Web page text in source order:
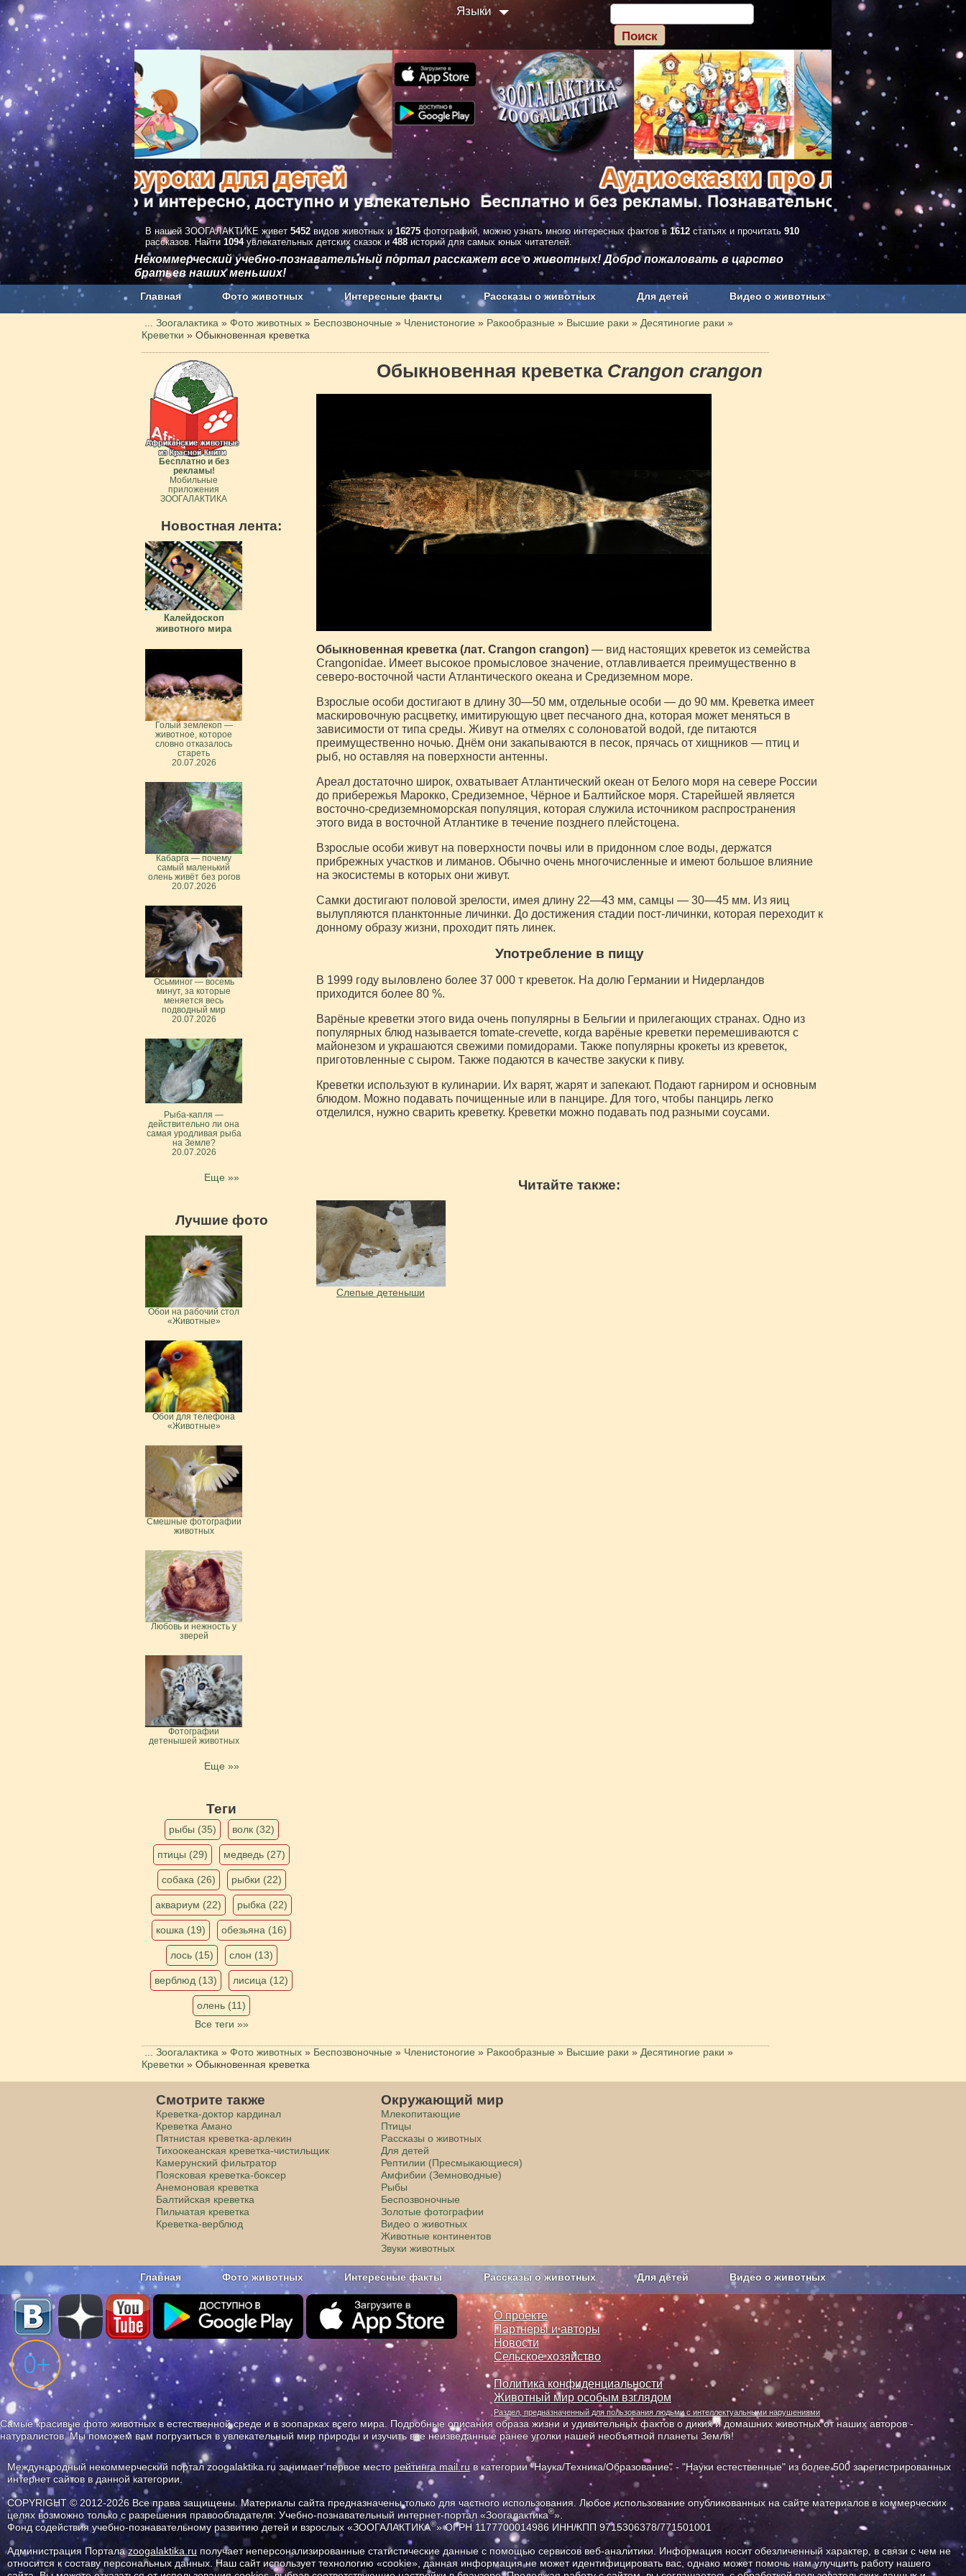
Языки
В нашей ЗООГАЛАКТИКЕ живет 5452 видов животных и 16275 фотографий, можно узнать много интересных фактов в 1612 статьях и прочитать 910
рассказов. Найти 1094увлекательных детских сказок и 488 историй для самых юных читателей.
Некоммерческий учебно-познавательный портал расскажет все о животных! Добро пожаловать в царство
братьев наших меньших!
Главная Фото животных Интересные факты Рассказы о животных Для детей Видео о животных
Наши приложения. Бесплатно и без рекламы О проекте Сельское хозяйство
Зоогалактика » Фото животных » Беспозвоночные » Членистоногие » Ракообразные » Высшие раки » Десятиногие раки »
Креветки » Обыкновенная креветка
Обыкновенная креветка Crangon crangon
Обыкновенная креветка (лат. Crangon crangon)— вид настоящих креветок из семейства
Crangonidae. Имеет высокое промысловое значение, отлавливается преимущественно в
северо-восточной части Атлантического океана и Средиземном море.
Взрослые особи достигают в длину 30—50 мм, отдельные особи — до 90 мм. Креветка имеет
маскировочную расцветку, имитирующую цвет песчаного дна, которая может меняться в
зависимости от типа среды. Живут на отмелях с солоноватой водой, где питаются
преимущественно ночью. Днём они закапываются в песок, прячась от хищников — птиц и
рыб, но оставляя на поверхности антенны.
Ареал достаточно широк, охватывает Атлантический океан от Белого моря на севере России
до прибережья Марокко, Средиземное, Чёрное и Балтийское моря. Старейшей является
восточно-средиземноморская популяция, которая служила источником распространения
этого вида в восточной Атлантике в течение позднего плейстоцена.
Взрослые особи живут на поверхности почвы или в придонном слое воды, держатся
прибрежных участков и лиманов. Обычно очень многочисленные и имеют большое влияние
на экосистемы в которых они живут.
Самки достигают половой зрелости, имея длину 22—43 мм, самцы — 30—45 мм. Из яиц
вылупляются планктонные личинки. До достижения стадии пост-личинки, которая переходит к
донному образу жизни, проходит пять линек.
Употребление в пищу
В 1999 году выловлено более 37 000 т креветок. На долю Германии и Нидерландов
приходится более 80 %.
Варёные креветки этого вида очень популярны в Бельгии и прилегающих странах. Одно из
популярных блюд называется tomate-crevette, когда варёные креветки перемешиваются с
майонезом и украшаются свежими помидорами. Также популярны крокеты из креветок,
приготовленные с сыром. Также подаются в качестве закуски к пиву.
Креветки используют в кулинарии. Их варят, жарят и запекают. Подают гарниром и основным
блюдом. Можно подавать почищенные или в панцире. Для того, чтобы панцирь легко
отделился, нужно сварить креветку. Креветки можно подавать под разными соусами.
Читайте также:
Слепые детеныши
Бесплатно и без
рекламы!
Мобильные
приложения
ЗООГАЛАКТИКА
Новостная лента:
Калейдоскоп
животного мира
Голый землекоп —
животное, которое
словно отказалось
стареть
20.07.2026
Кабарга — почему
самый маленький
олень живёт без рогов
20.07.2026
Осьминог — восемь
минут, за которые
меняется весь
подводный мир
20.07.2026
Рыба-капля —
действительно ли она
самая уродливая рыба
на Земле?
20.07.2026
Еще »»
Лучшие фото
Обои на рабочий стол
«Животные»
Обои для телефона
«Животные»
Смешные фотографии
животных
Любовь и нежность у
зверей
Фотографии
детенышей животных
Еще »»
Теги
рыбы (35) волк (32)
птицы (29) медведь (27)
собака (26) рыбки (22)
аквариум (22) рыбка (22)
кошка (19) обезьяна (16)
лось (15) слон (13)
верблюд (13) лисица (12)
олень (11)
Все теги »»
Зоогалактика » Фото животных » Беспозвоночные » Членистоногие » Ракообразные » Высшие раки » Десятиногие раки »
Креветки » Обыкновенная креветка
Смотрите также
Креветка-доктор кардинал
Креветка Амано
Пятнистая креветка-арлекин
Тихоокеанская креветка-чистильщик
Камерунский фильтратор
Поясковая креветка-боксер
Анемоновая креветка
Балтийская креветка
Пильчатая креветка
Креветка-верблюд
Окружающий мир
Млекопитающие
Птицы
Рассказы о животных
Для детей
Рептилии (Пресмыкающиеся)
Амфибии (Земноводные)
Рыбы
Беспозвоночные
Золотые фотографии
Видео о животных
Животные континентов
Звуки животных
Главная Фото животных Интересные факты Рассказы о животных Для детей Видео о животных
Наши приложения. Бесплатно и без рекламы О проекте Сельское хозяйство
О проекте
Партнеры и авторы
Новости
Сельское хозяйство
Политика конфиденциальности
Животный мир особым взглядом
Раздел, предназначенный для пользования людьми с интеллектуальными нарушениями
Самые красивые фото животных в естественной среде и в зоопарках всего мира. Подробные описания образа жизни и удивительных фактов о диких и домашних животных от наших авторов -
натуралистов. Мы поможем вам погрузиться в увлекательный мир природы и изучить все неизведанные ранее уголки нашей необъятной планеты Земля!
Международный некоммерческий портал zoogalaktika.ru занимает первое место рейтинга mail.ru в категории "Наука/Техника/Образование" - "Науки естественные" из более 500 зарегистрированных
интернет сайтов в данной категории.
COPYRIGHT © 2012-2026 Все права защищены. Материалы сайта предназначены только для частного использования. Любое использование опубликованных на сайте материалов в коммерческих
целях возможно только с разрешения правообладателя: Учебно-познавательный интернет-портал «Зоогалактика®».
Фонд содействия учебно-познавательному развитию детей и взрослых «ЗООГАЛАКТИКА®» ОГРН 1177700014986 ИНН/КПП 9715306378/771501001
Администрация Порталаzoogalaktika.ru получает неперсонализированные статистические данные с помощью сервисов веб-аналитики. Информация носит обезличенный характер, в связи с чем не
относится к составу персональных данных. Наш сайт использует технологию «cookie», данная информация не может идентифицировать вас, однако может помочь нам улучшить работу нашего